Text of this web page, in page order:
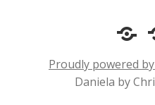
Proudly powered
Daniela by